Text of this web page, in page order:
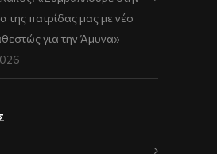
της πατρίδας μας με νέο
για την Άμυνα»